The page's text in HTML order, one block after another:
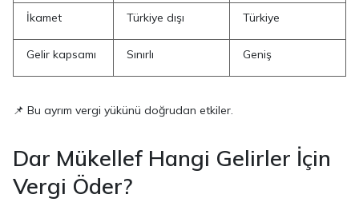
İkamet Türkiye dışı Türkiye
Gelir kapsamı Sınırlı Geniş
📌 Bu ayrım vergi yükünü doğrudan etkiler.
Dar Mükellef Hangi Gelirler İçin
Vergi Öder?